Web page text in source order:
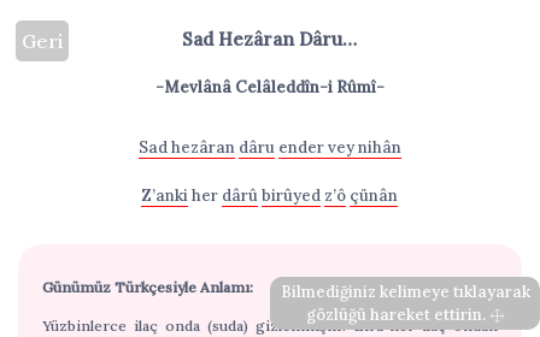
Geri Sad Hezâran Dâru…
-Mevlânâ Celâleddîn-i Rûmî-
Sad hezâran dâru ender vey nihân
Z’ankiher dârû birûyed z’ô çünân
Günümüz Türkçesiyle Anlamı:
Yüzbinlerce ilaç onda (suda) gizlenmiştir. Zira her ilaç ondan
Bilmediğiniz kelimeye tıklayarak
gözlüğü hareket ettirin.